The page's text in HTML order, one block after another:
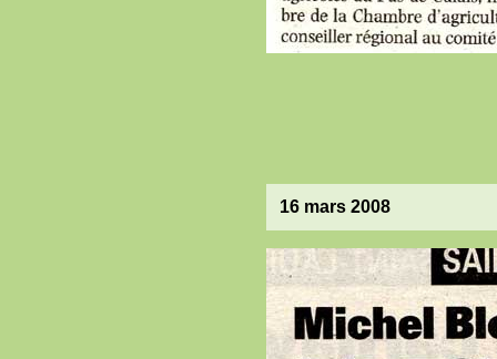
16 mars 2008